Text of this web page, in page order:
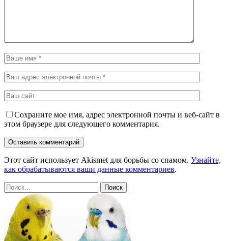
Сохраните мое имя, адрес электронной почты и веб-сайт в
этом браузере для следующего комментария.
Этот сайт использует Akismet для борьбы со спамом. Узнайте,
как обрабатываются ваши данные комментариев.